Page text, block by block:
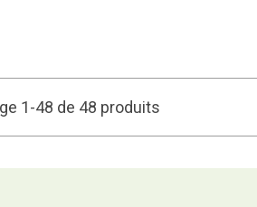
1-48 de 48 produits